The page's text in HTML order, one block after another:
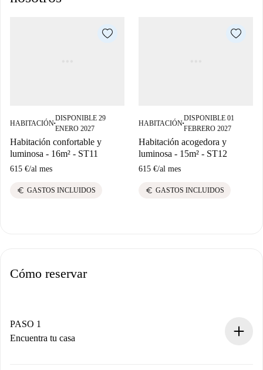
HABITACIÓN■
DISPONIBLE 29
ENERO 2027
Habitación confortable y
luminosa - 16m² - ST11
615 €/al mes
euro GASTOS INCLUIDOS
HABITACIÓN■
DISPONIBLE 01
FEBRERO 2027
Habitación acogedora y
luminosa - 15m² - ST12
615 €/al mes
euro GASTOS INCLUIDOS
Cómo reservar
PASO 1
Encuentra tu casa